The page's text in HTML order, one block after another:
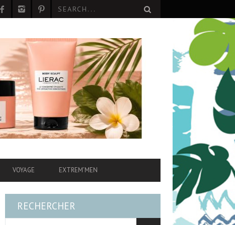
VOYAGE EXTREM’MEN
RECHERCHER